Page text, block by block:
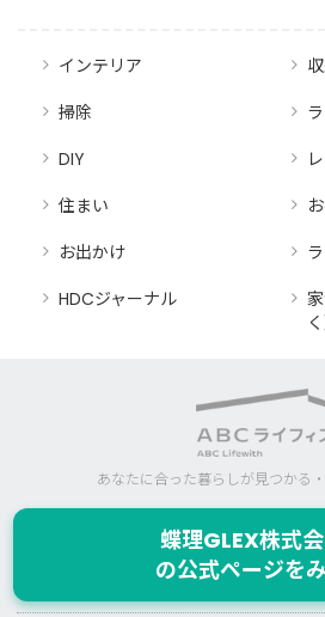
蝶理GLEX株式
の公式ページを
インテリア
掃除
DIY
住まい
お出かけ
HDCジャーナル
く
あなたに合った暮らしが見つかる